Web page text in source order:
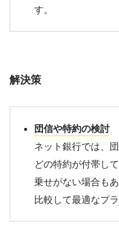
す。
解決策
団信や特約の検討
ネット銀行では、
どの特約が付帯し
乗せがない場合も
比較して最適なプ